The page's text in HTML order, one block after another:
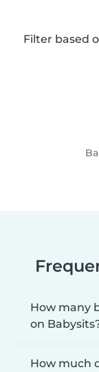
Filter based
How many
on
How much